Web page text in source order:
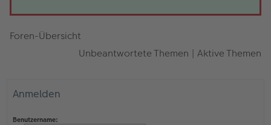
Foren-Übersicht
Unbeantwortete Themen | Aktive Themen
Anmelden
Benutzername: